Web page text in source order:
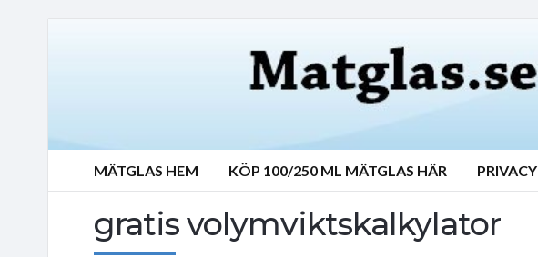
MÄTGLAS HEM KÖP 100/250 ML MÄTGLAS HÄR PRIVACY
gratis volymviktskalkylator